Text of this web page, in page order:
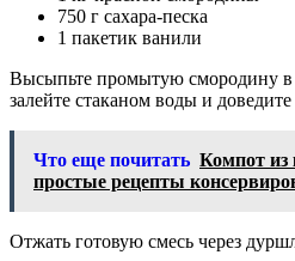
750 г сахара-песка
1 пакетик ванили
Высыпьте промытую смородину
залейте стаканом воды и
Что еще почитать Компот из
простые рецепты
Отжать готовую смесь через